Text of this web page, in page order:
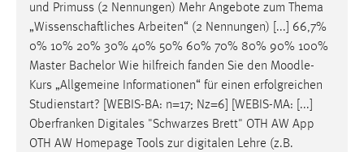
und Primuss (2 Nennungen) Mehr Angebote zum Thema
„Wissenschaftliches Arbeiten“ (2 Nennungen) [...] 66,7%
0% 10% 20% 30% 40% 50% 60% 70% 80% 90% 100%
Master Bachelor Wie hilfreich fanden Sie den Moodle-
Kurs „Allgemeine Informationen“ für einen erfolgreichen
Studienstart? [WEBIS-BA: n=17; Nz=6] [WEBIS-MA: [...]
Oberfranken Digitales "Schwarzes Brett" OTH AW App
OTH AW Homepage Tools zur digitalen Lehre (z.B.